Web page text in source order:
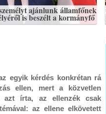
ajánlunk államfőnek
is beszélt a kormányfő
egyik kérdés konkrétan rá
ellen, mert a közvetlen
azt írta, az ellenzék csak
az ellene elkövetett